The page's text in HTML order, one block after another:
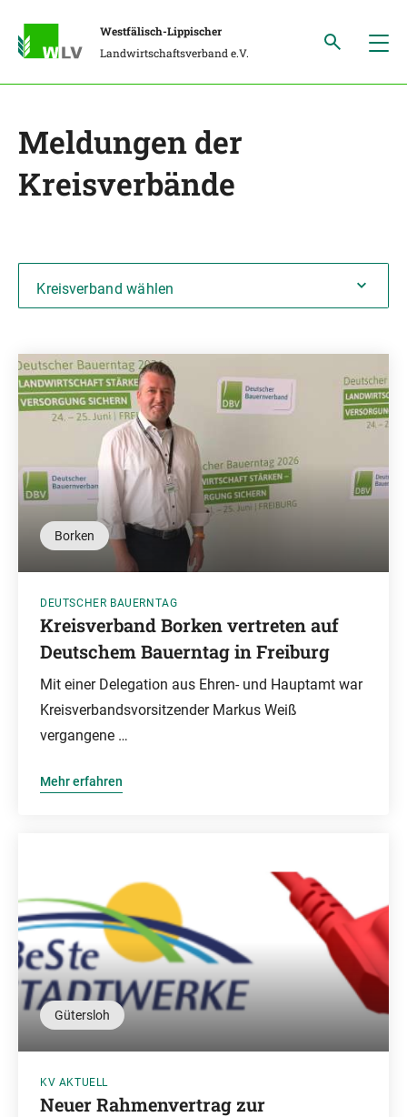
Westfälisch-Lippischer
Landwirtschaftsverband e.V.
Meldungen der
Kreisverbände
Kreisverband wählen
Borken
DEUTSCHER BAUERNTAG
Kreisverband Borken vertreten auf
Deutschem Bauerntag in Freiburg
Mit einer Delegation aus Ehren- und Hauptamt war
Kreisverbandsvorsitzender Markus Weiß
vergangene …
Mehr erfahren
Gütersloh
KV AKTUELL
Neuer Rahmenvertrag zur